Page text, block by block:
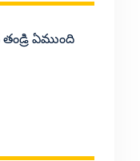
ఏముంది